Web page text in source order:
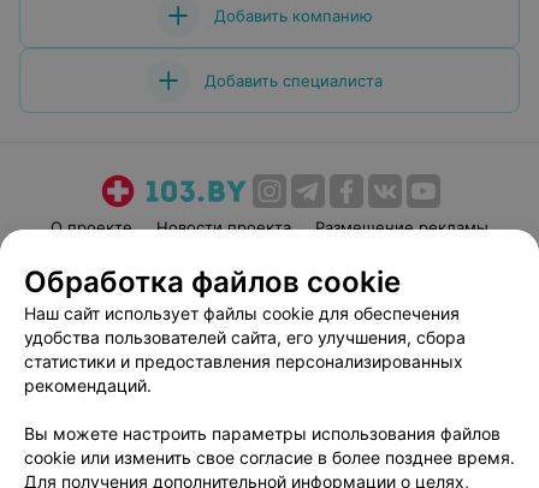
Добавить компанию
Добавить специалиста
О проекте Новости проекта
Размещение рекламы
Пользовательское соглашение
Способы оплаты
Вакансии
Партнеры
Написать руководителю 103.by
Персональные настройки cookie
Обработка персональных данных
Обработка файлов cookie
Наш сайт использует файлы cookie для обеспечения
удобства пользователей сайта, его улучшения, сбора
статистики и предоставления персонализированных
рекомендаций.
Вы можете настроить параметры использования файлов
cookie или изменить свое согласие в более позднее время.
Для получения дополнительной информации о целях,